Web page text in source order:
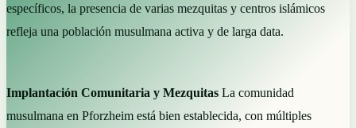
específicos, la presencia de varias mezquitas y centros islámicos
refleja una población musulmana activa y de larga data.
Implantación Comunitaria y Mezquitas La comunidad
musulmana en Pforzheim está bien establecida, con múltiples